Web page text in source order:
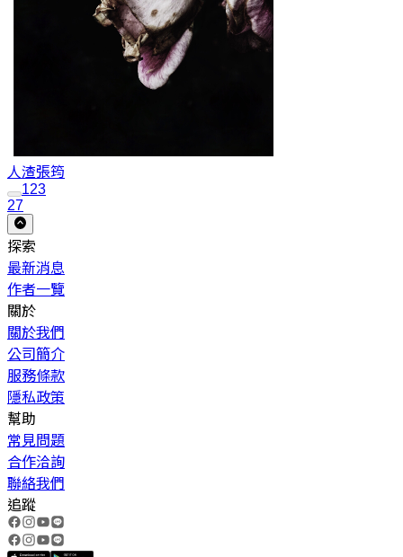
人渣張筠
123
27
探索
最新消息
作者一覽
關於
關於我們
公司簡介
服務條款
隱私政策
幫助
常見問題
合作洽詢
聯絡我們
追蹤